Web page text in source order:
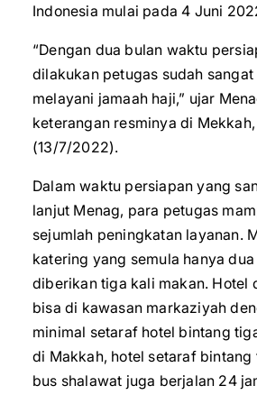
Indonesia mulai pada 4 Juni
“Dengan dua bulan waktu
dilakukan petugas sudah
melayani jamaah haji,” ujar
keterangan resminya di
(13/7/2022).
Dalam waktu persiapan yang
lanjut Menag, para petugas
sejumlah peningkatan layanan.
katering yang semula hanya
diberikan tiga kali makan. Hotel
bisa di kawasan markaziyah
minimal setaraf hotel bintang
di Makkah, hotel setaraf bintang
bus shalawat juga berjalan 24